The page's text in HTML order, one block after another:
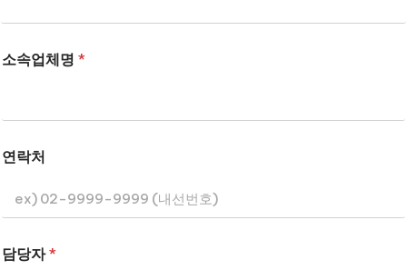
소속업체명 *
연락처
담당자*